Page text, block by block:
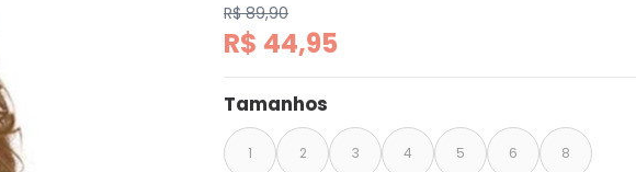
R$ 89,90
R$ 44,95
Tamanhos
1 2 3 4 5 6 8